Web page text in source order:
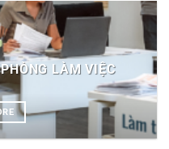
LÀM VIỆC